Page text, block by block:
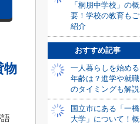
物
「桐朋中学校」の概
要！学校の教育もご
紹介
おすすめ記事
一人暮らしを始める
年齢は？進学や就職
のタイミングも解説
国立市にある「一橋
大学」について！概